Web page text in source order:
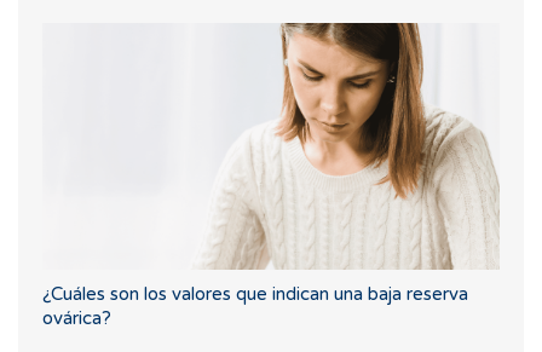
¿Cuáles son los valores que indican una baja reserva
ovárica?